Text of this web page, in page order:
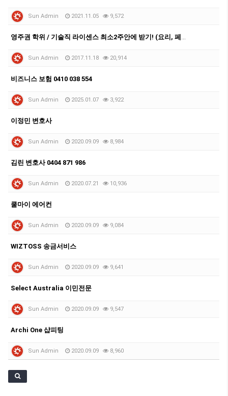
Sun Admin 2021.11.05 9,572
영주권 학위 / 기술직 라이센스 최소2주안에 받기! (요리, 페인팅, 용접, 차일드케어 등등)
Sun Admin 2017.11.18 20,914
비즈니스 보험 0410 038 554
Sun Admin 2025.01.07 3,922
이정민 변호사
Sun Admin 2020.09.09 8,984
김린 변호사 0404 871 986
Sun Admin 2020.07.21 10,936
쿨마이 에어컨
Sun Admin 2020.09.09 9,084
WIZTOSS 송금서비스
Sun Admin 2020.09.09 9,641
Select Australia 이민전문
Sun Admin 2020.09.09 9,547
Archi One 샵피팅
Sun Admin 2020.09.09 8,960